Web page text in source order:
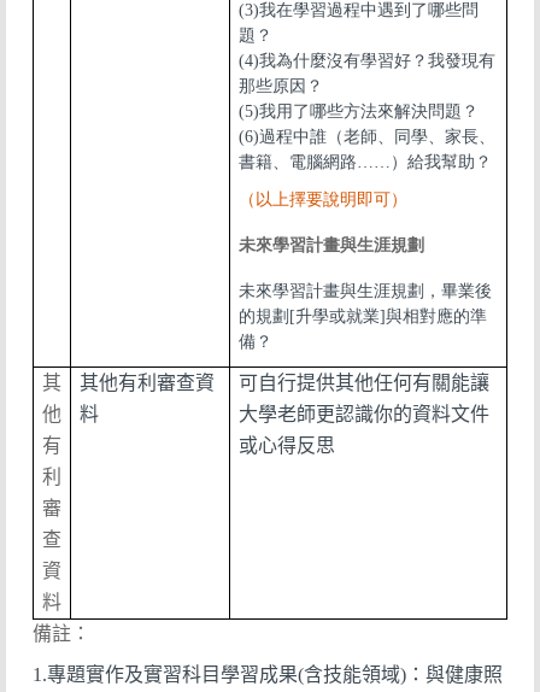
(3)我在學習過程中遇到了哪些問
題？
(4)我為什麼沒有學習好？我發現有
那些原因？
(5)我用了哪些方法來解決問題？
(6)過程中誰（老師、同學、家長、
書籍、電腦網路……）給我幫助？
（以上擇要說明即可）
未來學習計畫與生涯規劃
未來學習計畫與生涯規劃，畢業後
的規劃[升學或就業]與相對應的準
備？
其
他
有
利
審
查
資
料
其他有利審查資
料
可自行提供其他任何有關能讓
大學老師更認識你的資料文件
或心得反思
備註：
1.專題實作及實習科目學習成果(含技能領域) ：與健康照